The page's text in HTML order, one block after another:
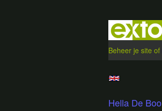
Beheer je site of
Hella De Boo